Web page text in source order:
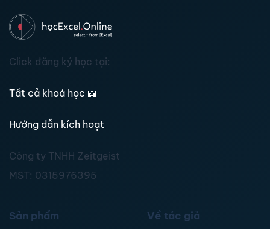
Click đăng ký học tại:
Tất cả khoá học 📖
Hướng dẫn kích hoạt
Công ty TNHH Zeitgeist
MST: 0315976395
Sản phẩm Về tác giả